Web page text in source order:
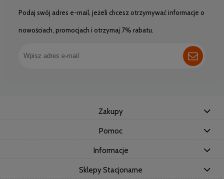
Podaj swój adres e-mail, jeżeli chcesz otrzymywać informacje o
nowościach, promocjach i otrzymaj 7% rabatu.
Zakupy
Pomoc
Informacje
Sklepy Stacjonarne